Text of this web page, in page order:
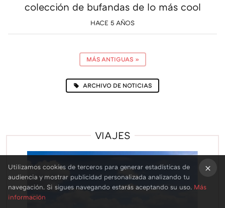
colección de bufandas de lo más cool
HACE 5 AÑOS
MÁS ANTIGUAS »
ARCHIVO DE NOTICIAS
VIAJES
Utilizamos cookies de terceros para generar estadísticas de
audiencia y mostrar publicidad personalizada analizando tu
navegación. Si sigues navegando estarás aceptando su uso. Más
información